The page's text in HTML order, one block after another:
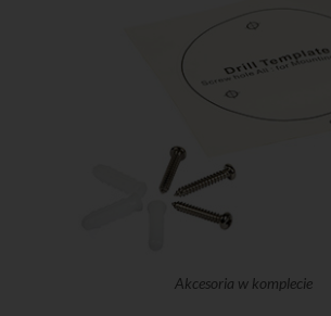
Akcesoria w komplecie